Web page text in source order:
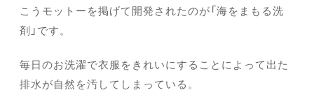
こうモットーを掲げて開発されたのが「海をまもる洗
剤」です。
毎日のお洗濯で衣服をきれいにすることによって出た
排水が自然を汚してしまっている。